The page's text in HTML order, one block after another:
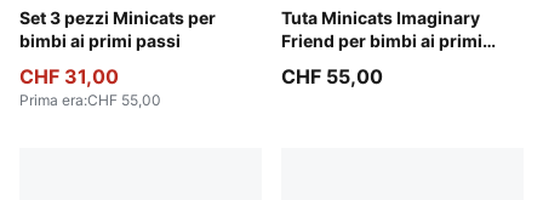
Set 3 pezzi Minicats per
bimbi ai primi passi
Wild Pink
CHF 31,00
Prima era:CHF 55,00
Tuta Minicats Imaginary
Friend per bimbi ai primi
Chambray Blue
CHF 55,00